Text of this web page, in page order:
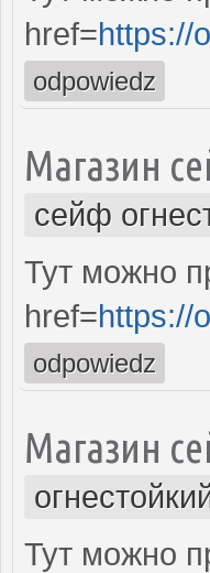
href=https://
odpowiedz
Магазин
сейф
Тут можно
href=https://
odpowiedz
Магазин
Тут можно